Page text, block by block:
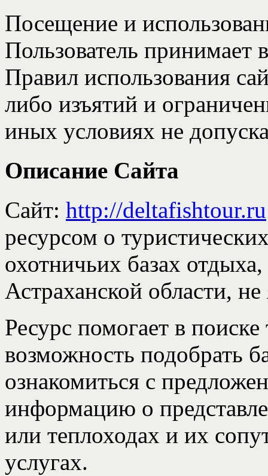
Посещение и
Пользователь принимает
Правил использования
либо изъятий и
иных условиях не
Описание Сайта
Сайт: http://deltafishtour.ru
ресурсом о
охотничьих базах
Астраханской области,
Ресурс помогает в поиске
возможность подобрать
ознакомиться с
информацию о
или теплоходах и их
услугах.